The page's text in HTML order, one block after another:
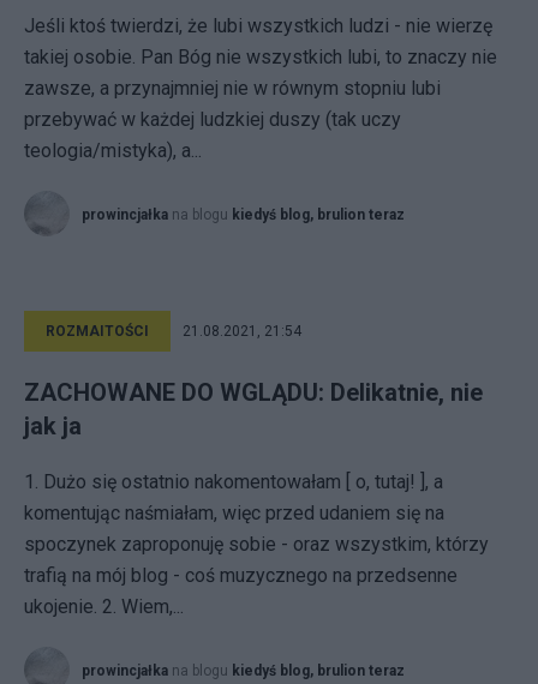
Jeśli ktoś twierdzi, że lubi wszystkich ludzi - nie wierzę
takiej osobie. Pan Bóg nie wszystkich lubi, to znaczy nie
zawsze, a przynajmniej nie w równym stopniu lubi
przebywać w każdej ludzkiej duszy (tak uczy
teologia/mistyka), a...
prowincjałka na blogu kiedyś blog, brulion teraz
ROZMAITOŚCI 21.08.2021, 21:54
ZACHOWANE DO WGLĄDU: Delikatnie, nie
jak ja
1. Dużo się ostatnio nakomentowałam [ o, tutaj! ], a
komentując naśmiałam, więc przed udaniem się na
spoczynek zaproponuję sobie - oraz wszystkim, którzy
trafią na mój blog - coś muzycznego na przedsenne
ukojenie. 2. Wiem,...
prowincjałka na blogu kiedyś blog, brulion teraz